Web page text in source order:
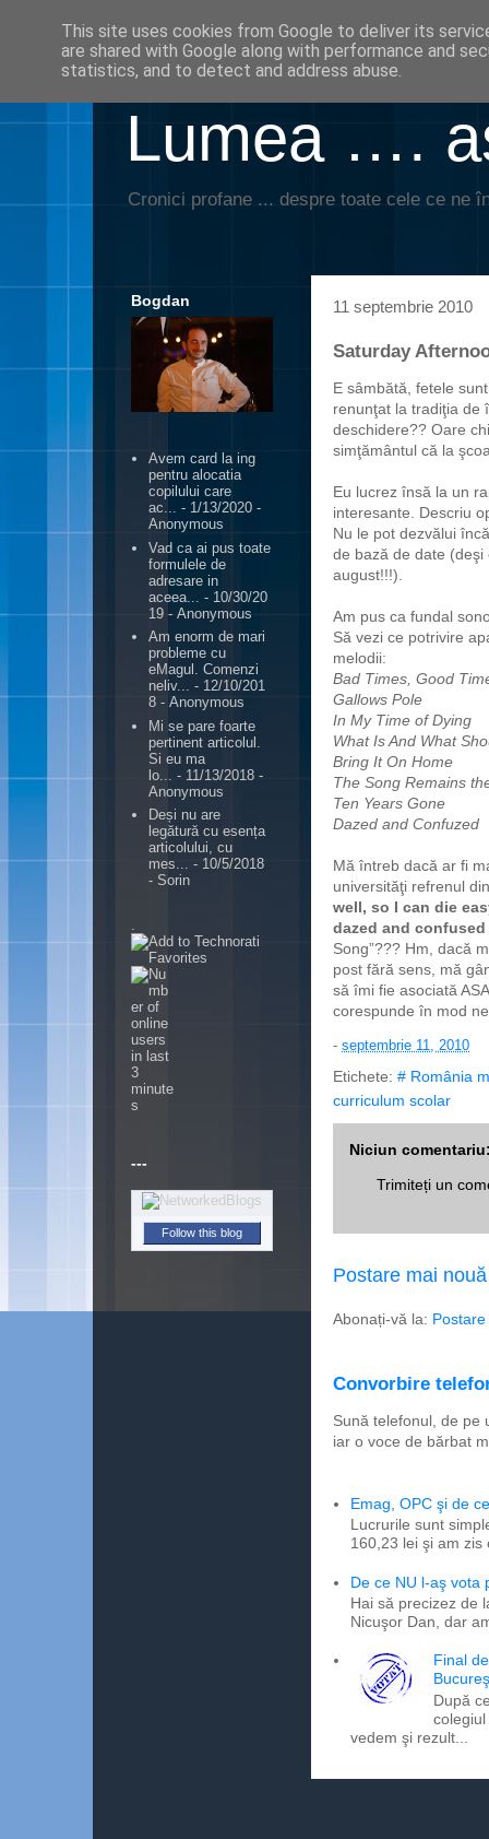
Lumea ….
Cronici profane ... despre toate cele ce ne
11 septembrie 2010
Saturday
E sâmbătă, fetele
renunţat la tradiţia de
deschidere?? Oare
simţământul că la
Eu lucrez însă la un
interesante. Descriu
Nu le pot dezvălui
de bază de date
august!!!).
Am pus ca fundal
Să vezi ce potrivire
melodii:
Bad Times, Good
Gallows Pole
In My Time of Dying
What Is And What
Bring It On Home
The Song Remains
Ten Years Gone
Dazed and Confuzed
Mă întreb dacă ar fi
universităţi refrenul
well, so I can die
dazed and
Song”??? Hm, dacă
post fără sens, mă
să îmi fie asociată
corespunde în mod
- septembrie 11, 2010
Etichete: # România
curriculum scolar
Niciun
Trimiteți un
Postare mai nouă
Abonați-vă la:
Convorbire
Sună telefonul, de pe
iar o voce de bărbat
Emag, OPC şi de
Lucrurile sunt
160,23 lei şi am
De ce NU l-aş vota
Hai să precizez de
Nicuşor Dan, dar
Final
După
vedem şi rezult...
Bogdan
Avem card la ing
pentru alocatia
copilului care
ac... - 1/13/2020 -
Anonymous
Vad ca ai pus toate
formulele de
adresare in
aceea...
- 10/30/20
19 - Anonymous
Am enorm de mari
probleme cu
eMagul. Comenzi
neliv... - 12/10/201
8 - Anonymous
Mi se pare foarte
pertinent articolul.
Si eu ma
lo...
- 11/13/2018 -
Anonymous
Deși nu are
legătură cu esența
articolului, cu
mes... - 10/5/2018
- Sorin
---
Follow this blog
This site uses cookies from Google to deliver its
are shared with Google along with performance and
statistics, and to detect and address abuse.